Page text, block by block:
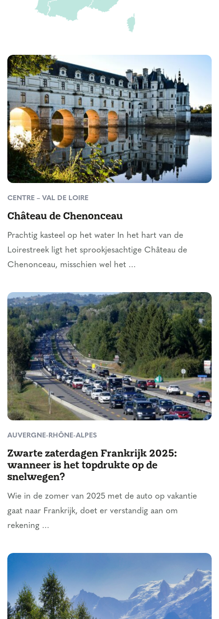
CENTRE – VAL DE LOIRE
Château de Chenonceau
Prachtig kasteel op het water In het hart van de
Loirestreek ligt het sprookjesachtige Château de
Chenonceau, misschien wel het ...
AUVERGNE-RHÔNE-ALPES
Zwarte zaterdagen Frankrijk 2025:
wanneer is het topdrukte op de
snelwegen?
Wie in de zomer van 2025 met de auto op vakantie
gaat naar Frankrijk, doet er verstandig aan om
rekening ...